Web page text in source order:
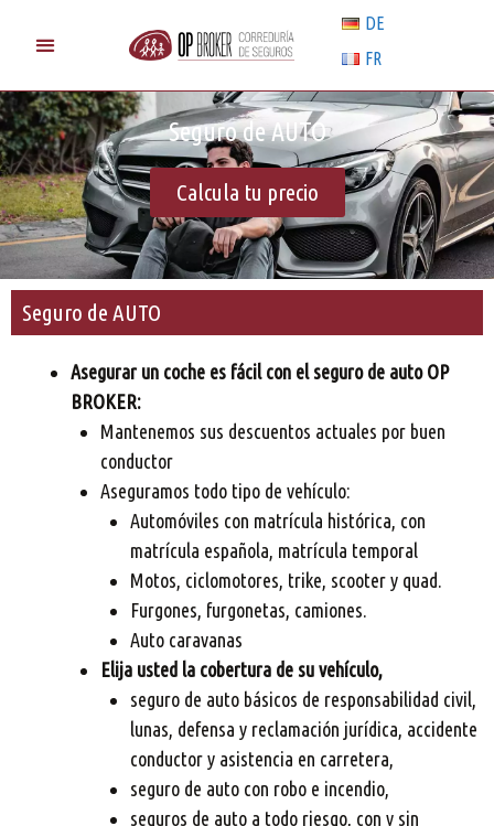
DE
FR
Seguro de AUTO
Calcula tu precio
Seguro de AUTO
Asegurar un coche es fácil con el seguro de auto OP
BROKER:
Mantenemos sus descuentos actuales por buen
conductor
Aseguramos todo tipo de vehículo:
Automóviles con matrícula histórica, con
matrícula española, matrícula temporal
Motos, ciclomotores, trike, scooter y quad.
Furgones, furgonetas, camiones.
Auto caravanas
Elija usted la cobertura de su vehículo,
seguro de auto básicos de responsabilidad civil,
lunas, defensa y reclamación jurídica, accidente
conductor y asistencia en carretera,
seguro de auto con robo e incendio,
seguros de auto a todo riesgo, con y sin